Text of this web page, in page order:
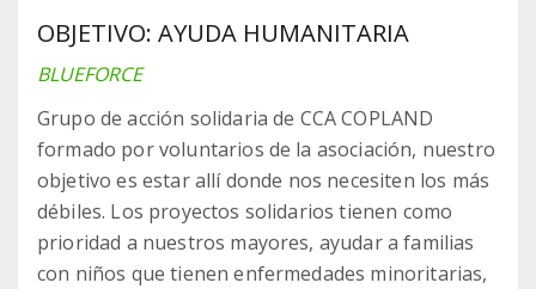
OBJETIVO: AYUDA HUMANITARIA
BLUEFORCE
Grupo de acción solidaria de CCA COPLAND
formado por voluntarios de la asociación, nuestro
objetivo es estar allí donde nos necesiten los más
débiles. Los proyectos solidarios tienen como
prioridad a nuestros mayores, ayudar a familias
con niños que tienen enfermedades minoritarias,